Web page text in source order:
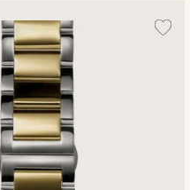
Le plus populaire
Nouveautés
Prix croissant
Prix décroissant